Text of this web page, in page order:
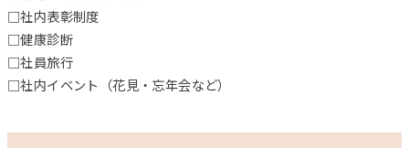
□社内表彰制度
□健康診断
□社員旅行
□社内イベント（花見・忘年会など）